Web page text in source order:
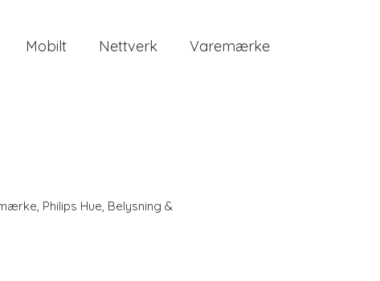
Mobilt Nettverk Varemærke
, Philips Hue, Belysning &